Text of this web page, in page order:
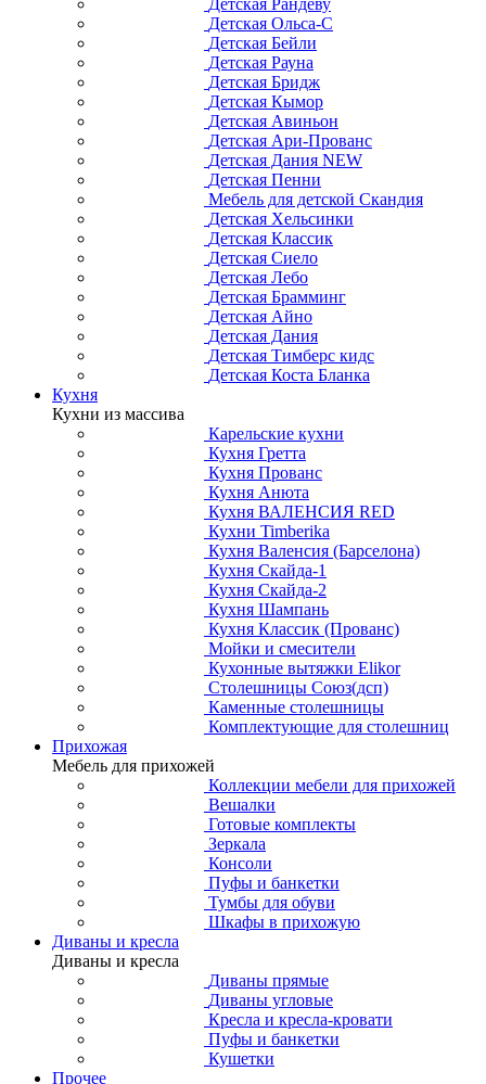
Детская Ольса-С
Детская Бейли
Детская Рауна
Детская Бридж
Детская Кымор
Детская Авиньон
Детская Ари-Прованс
Детская Дания NEW
Детская Пенни
Мебель для детской Скандия
Детская Хельсинки
Детская Классик
Детская Сиело
Детская Лебо
Детская Брамминг
Детская Айно
Детская Дания
Детская Тимберс кидс
Детская Коста Бланка
Кухня
Кухни из массива
Карельские кухни
Кухня Гретта
Кухня Прованс
Кухня Анюта
Кухня ВАЛЕНСИЯ RED
Кухни Timberika
Кухня Валенсия (Барселона)
Кухня Скайда-1
Кухня Скайда-2
Кухня Шампань
Кухня Классик (Прованс)
Мойки и смесители
Кухонные вытяжки Elikor
Столешницы Союз(дсп)
Каменные столешницы
Комплектующие для столешниц
Прихожая
Мебель для прихожей
Коллекции мебели для прихожей
Вешалки
Готовые комплекты
Зеркала
Консоли
Пуфы и банкетки
Тумбы для обуви
Шкафы в прихожую
Диваны и кресла
Диваны и кресла
Диваны прямые
Диваны угловые
Кресла и кресла-кровати
Пуфы и банкетки
Кушетки
Прочее